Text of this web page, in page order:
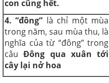
con cũng hết.
4. “đông” là chỉ một mùa
trong năm, sau mùa thu, là
nghĩa của từ “đông” trong
câuĐông qua xuân tới
cây lại nở hoa